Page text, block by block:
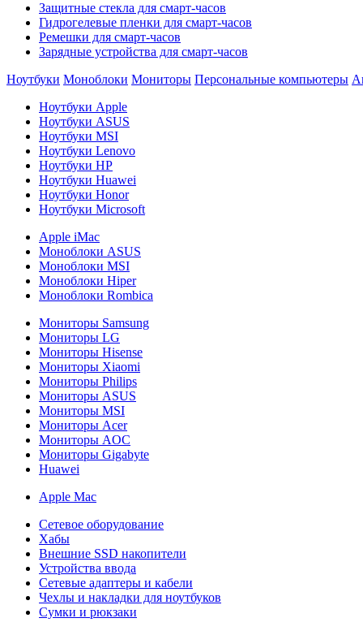
Защитные стекла для смарт-часов
Гидрогелевые пленки для смарт-часов
Ремешки для смарт-часов
Зарядные устройства для смарт-часов
Ноутбуки Моноблоки Мониторы Персональные компьютеры
Ноутбуки Apple
Ноутбуки ASUS
Ноутбуки MSI
Ноутбуки Lenovo
Ноутбуки HP
Ноутбуки Huawei
Ноутбуки Honor
Ноутбуки Microsoft
Apple iMac
Моноблоки ASUS
Моноблоки MSI
Моноблоки Hiper
Моноблоки Rombica
Мониторы Samsung
Мониторы LG
Мониторы Hisense
Мониторы Xiaomi
Мониторы Philips
Мониторы ASUS
Мониторы MSI
Мониторы Acer
Мониторы AOC
Мониторы Gigabyte
Huawei
Apple Mac
Сетевое оборудование
Хабы
Внешние SSD накопители
Устройства ввода
Сетевые адаптеры и кабели
Чехлы и накладки для ноутбуков
Сумки и рюкзаки